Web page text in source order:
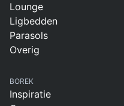
Lounge
Ligbedden
Parasols
Overig
BOREK
Inspiratie